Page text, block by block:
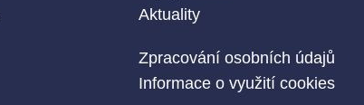
Aktuality
Zpracování osobních údajů
Informace o využití cookies